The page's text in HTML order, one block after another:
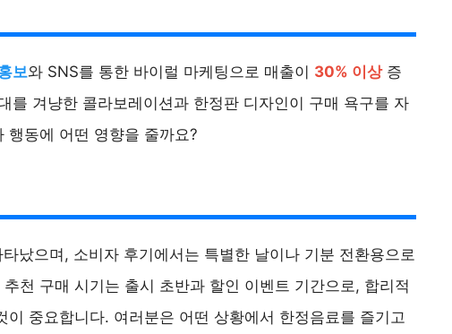
보와 SNS를 통한 바이럴 마케팅으로 매출이 30% 이상증
를 겨냥한 콜라보레이션과 한정판 디자인이 구매 욕구를 자
행동에 어떤 영향을 줄까요?
타났으며, 소비자 후기에서는 특별한 날이나 기분 전환용으로
천 구매 시기는 출시 초반과 할인 이벤트 기간으로, 합리적
이 중요합니다. 여러분은 어떤 상황에서 한정음료를 즐기고